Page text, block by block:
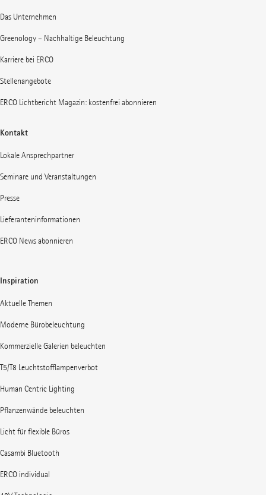
Das Unternehmen
Greenology – Nachhaltige Beleuchtung
Karriere bei ERCO
Stellenangebote
ERCO Lichtbericht Magazin: kostenfrei abonnieren
Kontakt
Lokale Ansprechpartner
Seminare und Veranstaltungen
Presse
Lieferanteninformationen
ERCO News abonnieren
Inspiration
Aktuelle Themen
Moderne Bürobeleuchtung
Kommerzielle Galerien beleuchten
T5/T8 Leuchtstofflampenverbot
Human Centric Lighting
Pflanzenwände beleuchten
Licht für flexible Büros
Casambi Bluetooth
ERCO individual